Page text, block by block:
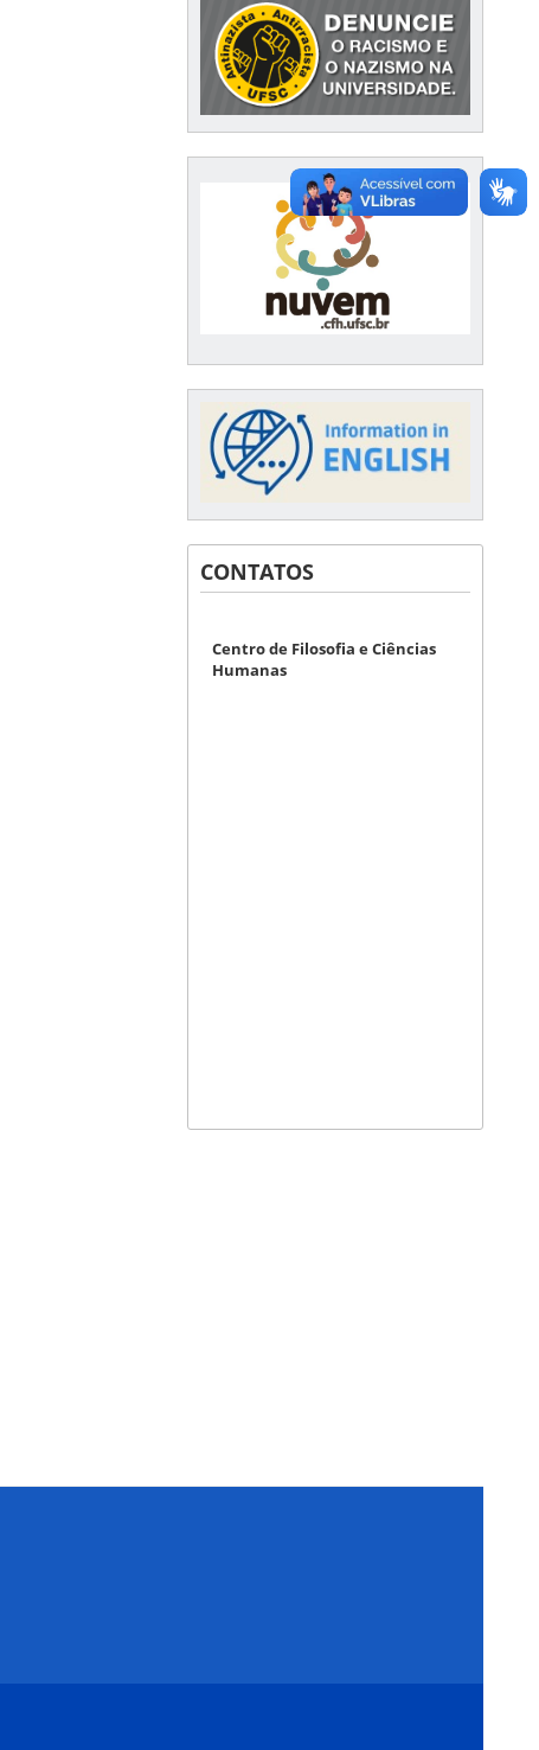
CONTATOS
Centro de Filosofia e Ciências
Humanas